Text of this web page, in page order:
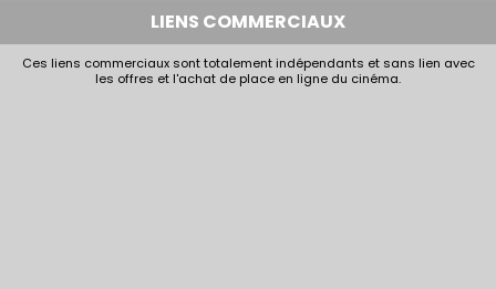
LIENS COMMERCIAUX
Ces liens commerciaux sont totalement indépendants et sans lien avec
les offres et l'achat de place en ligne du cinéma.